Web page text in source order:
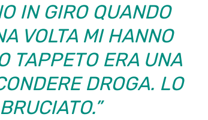
IN GIRO QUANDO
VOLTA MI HANNO
TAPPETO ERA UNA
DROGA. LO